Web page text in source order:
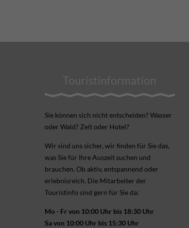
Touristinformation
Sie können sich nicht ent­scheiden? Wasser
oder Wald? Zelt oder Hotel?
Wir sind uns sicher, wir finden für Sie das,
was Sie für Ihre Aus­zeit suchen und
brauchen. Ob aktiv, ent­spannend oder
erlebnis­reich. Die Mitarbeiter der
Touristinfo sind gern für Sie da:
Mo - Fr von 10:00 Uhr bis 18:30 Uhr
Sa von 10:00 Uhr bis 15:30 Uhr